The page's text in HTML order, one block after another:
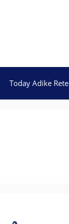
Today Adike Rete